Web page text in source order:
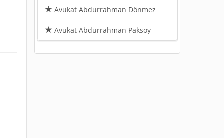
Avukat Abdurrahman Dönmez
Avukat Abdurrahman Paksoy